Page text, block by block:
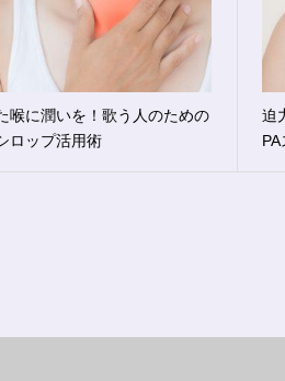
喉に潤いを！歌う人のための
ロップ活用術
迫